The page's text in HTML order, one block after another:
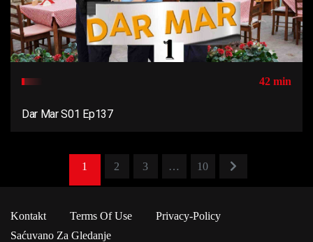
42 min
Dar Mar S01 Ep137
1 2 3 … 10
Kontakt Terms Of Use
Privacy-Policy
Saćuvano Za Gledanje